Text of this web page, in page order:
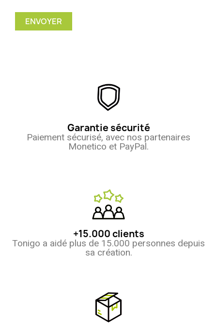
Garantie sécurité
Paiement sécurisé, avec nos partenaires
Monetico et PayPal.
+15.000 clients
Tonigo a aidé plus de 15.000 personnes depuis
sa création.